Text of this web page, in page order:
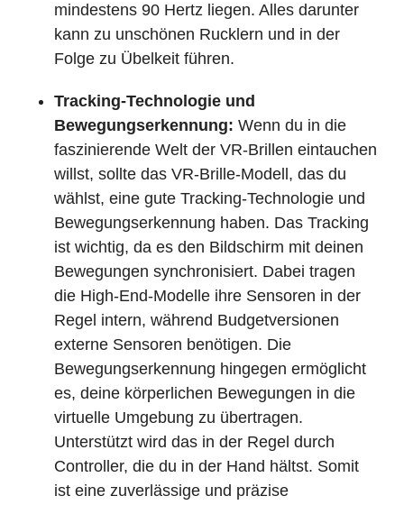
mindestens 90 Hertz liegen. Alles darunter
kann zu unschönen Rucklern und in der
Folge zu Übelkeit führen.
Tracking-Technologie und
Bewegungserkennung: Wenn du in die
faszinierende Welt der VR-Brillen eintauchen
willst, sollte das VR-Brille-Modell, das du
wählst, eine gute Tracking-Technologie und
Bewegungserkennung haben. Das Tracking
ist wichtig, da es den Bildschirm mit deinen
Bewegungen synchronisiert. Dabei tragen
die High-End-Modelle ihre Sensoren in der
Regel intern, während Budgetversionen
externe Sensoren benötigen. Die
Bewegungserkennung hingegen ermöglicht
es, deine körperlichen Bewegungen in die
virtuelle Umgebung zu übertragen.
Unterstützt wird das in der Regel durch
Controller, die du in der Hand hältst. Somit
ist eine zuverlässige und präzise